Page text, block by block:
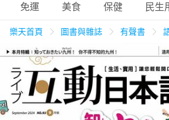
購物網分類
天天免運 美食蛋糕 養生
居家生活 3C家電 運動
免運 美食 保健 民生
樂天首頁 圖書與雜誌 有聲書